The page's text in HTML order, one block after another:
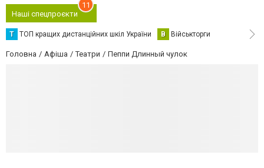
Наші спецпроєкти
11
Т ТОП кращих дистанційних шкіл України В Військторги
Головна Афіша Театри Пеппи Длинный чулок